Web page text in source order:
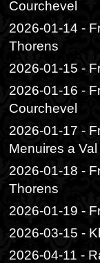
Courchevel
2026-01-14 -
Thorens
2026-01-15 -
2026-01-16 -
Courchevel
2026-01-17 -
Menuires a
2026-01-18 -
Thorens
2026-01-19 -
2026-03-15 -
2026-04-11 -